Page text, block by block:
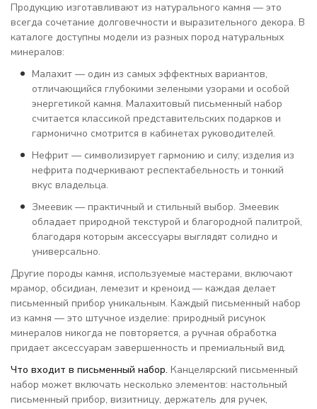
Продукцию изготавливают из натурального камня — это
всегда сочетание долговечности и выразительного декора. В
каталоге доступны модели из разных пород натуральных
минералов:
Малахит — один из самых эффектных вариантов,
отличающийся глубокими зелеными узорами и особой
энергетикой камня. Малахитовый письменный набор
считается классикой представительских подарков и
гармонично смотрится в кабинетах руководителей.
Нефрит — символизирует гармонию и силу; изделия из
нефрита подчеркивают респектабельность и тонкий
вкус владельца.
Змеевик — практичный и стильный выбор. Змеевик
обладает природной текстурой и благородной палитрой,
благодаря которым аксессуары выглядят солидно и
универсально.
Другие породы камня, используемые мастерами, включают
мрамор, обсидиан, лемезит и креноид — каждая делает
письменный прибор уникальным. Каждый письменный набор
из камня — это штучное изделие: природный рисунок
минералов никогда не повторяется, а ручная обработка
придает аксессуарам завершенность и премиальный вид.
Что входит в письменный набор. Канцелярский письменный
набор может включать несколько элементов: настольный
письменный прибор, визитницу, держатель для ручек,